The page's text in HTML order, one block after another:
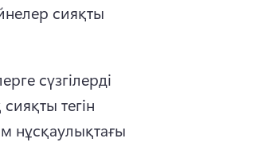
сияқты
сүзгілерді
тегін
нұсқаулықтағы